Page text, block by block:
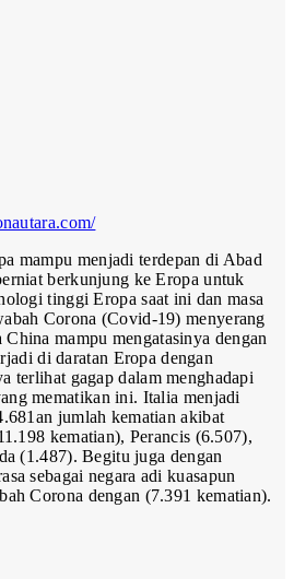
mampu menjadi terdepan di Abad
berkunjung ke Eropa untuk
tinggi Eropa saat ini dan masa
Corona (Covid-19) menyerang
mampu mengatasinya dengan
di daratan Eropa dengan
terlihat gagap dalam menghadapi
mematikan ini. Italia menjadi
jumlah kematian akibat
kematian), Perancis (6.507),
(1.487). Begitu juga dengan
sebagai negara adi kuasapun
Corona dengan (7.391 kematian).